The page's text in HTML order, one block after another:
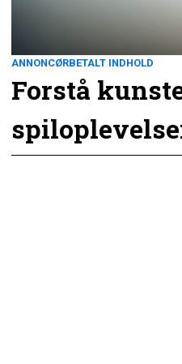
ANNONCØRBETALT INDHOLD
Forstå